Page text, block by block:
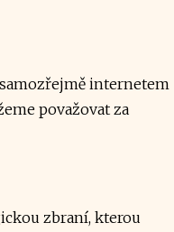
internetem
považovat za
zbraní, kterou